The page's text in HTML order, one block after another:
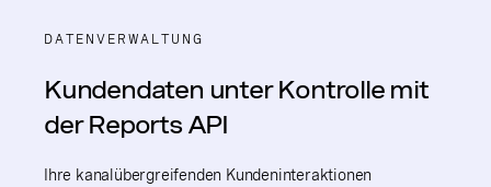
DATENVERWALTUNG
Kundendaten unter Kontrolle mit
der Reports API
Ihre kanalübergreifenden Kundeninteraktionen